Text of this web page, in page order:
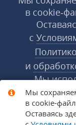
в
с
и
Мы
технологии,
по
Мы
в
Оставаясь